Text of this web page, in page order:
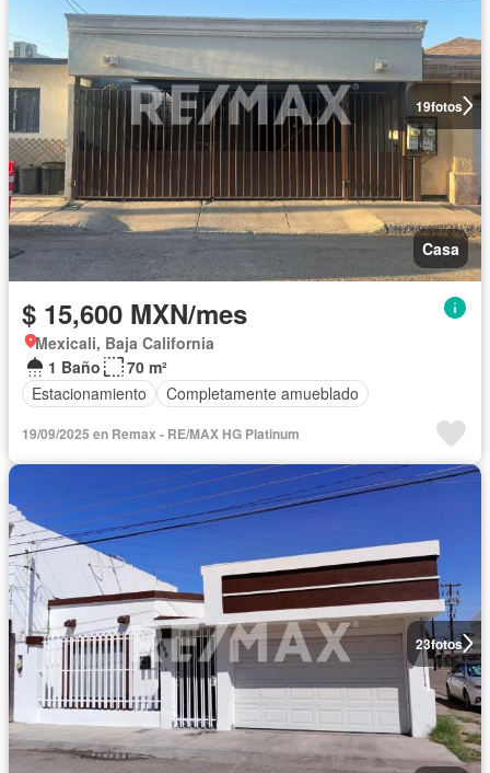
19fotos
Casa
$ 15,600 MXN/mes
Mexicali, Baja California
1 Baño
70 m²
Estacionamiento
Completamente amueblado
19/09/2025 en Remax - RE/MAX HG Platinum
23fotos